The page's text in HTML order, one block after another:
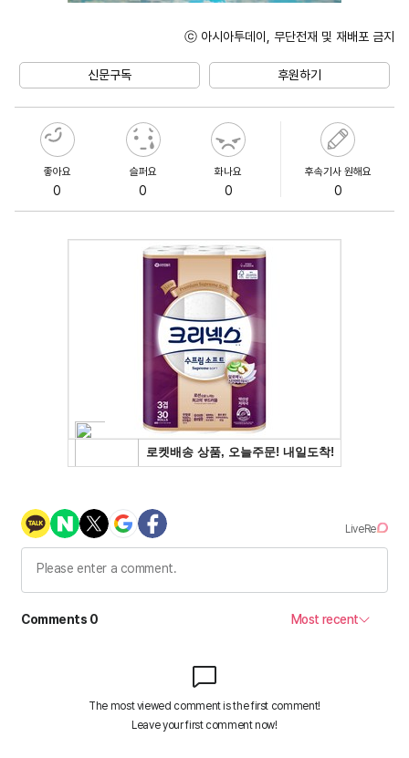
ⓒ 아시아투데이, 무단전재 및 재배포 금지
신문구독 후원하기
좋아요
0
슬퍼요
0
화나요
0
후속기사 원해요
0